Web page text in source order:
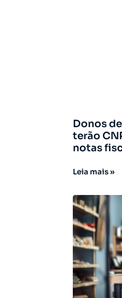
Donos
terão
notas
Leia mais »